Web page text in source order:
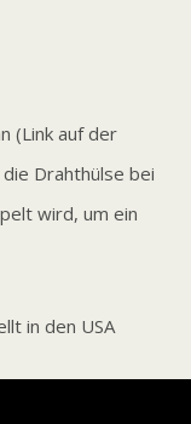
(Link auf der
Drahthülse bei
wird, um ein
in den USA